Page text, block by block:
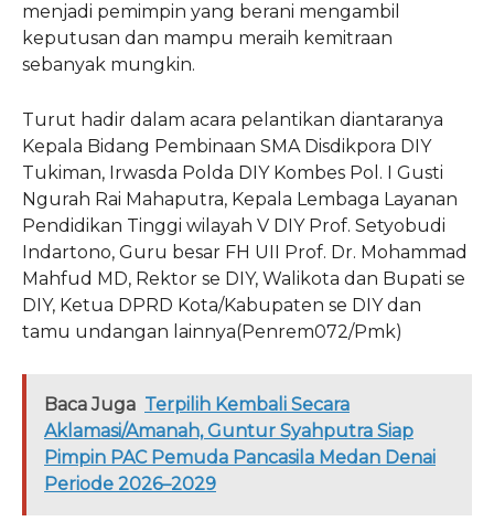
menjadi pemimpin yang berani mengambil
keputusan dan mampu meraih kemitraan
sebanyak mungkin.
Turut hadir dalam acara pelantikan diantaranya
Kepala Bidang Pembinaan SMA Disdikpora DIY
Tukiman, Irwasda Polda DIY Kombes Pol. I Gusti
Ngurah Rai Mahaputra, Kepala Lembaga Layanan
Pendidikan Tinggi wilayah V DIY Prof. Setyobudi
Indartono, Guru besar FH UII Prof. Dr. Mohammad
Mahfud MD, Rektor se DIY, Walikota dan Bupati se
DIY, Ketua DPRD Kota/Kabupaten se DIY dan
tamu undangan lainnya(Penrem072/Pmk)
Baca Juga Terpilih Kembali Secara
Aklamasi/Amanah, Guntur Syahputra Siap
Pimpin PAC Pemuda Pancasila Medan Denai
Periode 2026–2029